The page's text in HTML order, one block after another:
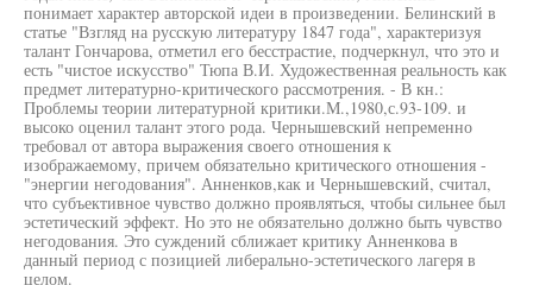
понимает характер авторской идеи в произведении. Белинский в
статье "Взгляд на русскую литературу 1847 года", характеризуя
талант Гончарова, отметил его бесстрастие, подчеркнул, что это и
есть "чистое искусство" Тюпа В.И. Художественная реальность как
предмет литературно-критического рассмотрения. - В кн.:
Проблемы теории литературной критики.М.,1980,с.93-109. и
высоко оценил талант этого рода. Чернышевский непременно
требовал от автора выражения своего отношения к
изображаемому, причем обязательно критического отношения -
"энергии негодования". Анненков,как и Чернышевский, считал,
что субъективное чувство должно проявляться, чтобы сильнее был
эстетический эффект. Но это не обязательно должно быть чувство
негодования. Это суждений сближает критику Анненкова в
данный период с позицией либерально-эстетического лагеря в
целом.